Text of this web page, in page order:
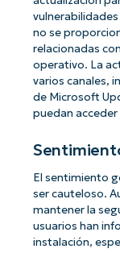
no se
relacionadas
operativo. La
varios canales,
de Microsoft
puedan
El sentimiento
ser cauteloso.
mantener la
usuarios han
instalación,